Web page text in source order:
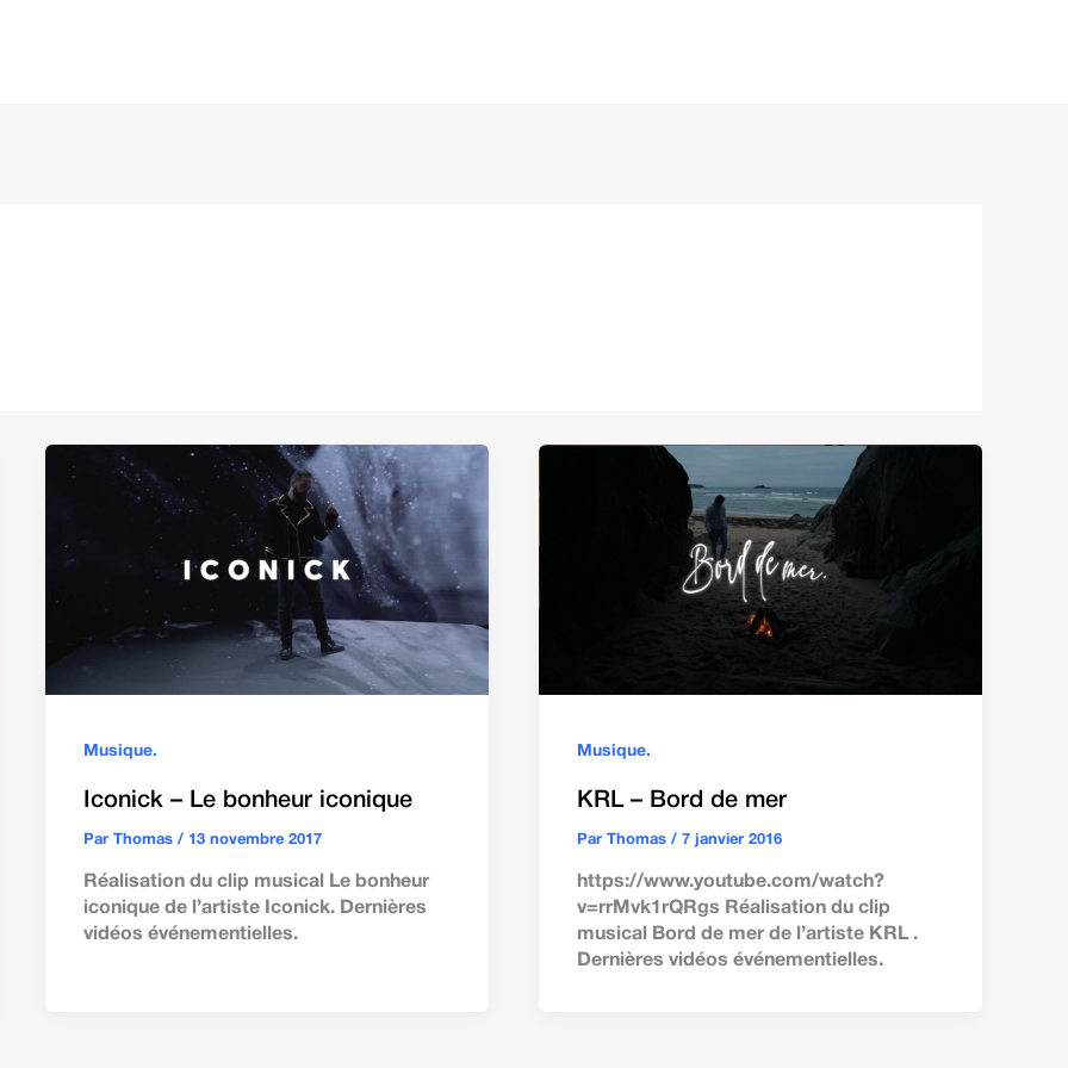
Musique.
Iconick – Le bonheur iconique
Par Thomas / 13 novembre 2017
Réalisation du clip musical Le bonheur
iconique de l’artiste Iconick. Dernières
vidéos événementielles.
Musique.
KRL – Bord de mer
Par Thomas / 7 janvier 2016
https://www.youtube.com/watch?
v=rrMvk1rQRgs Réalisation du clip
musical Bord de mer de l’artiste KRL .
Dernières vidéos événementielles.